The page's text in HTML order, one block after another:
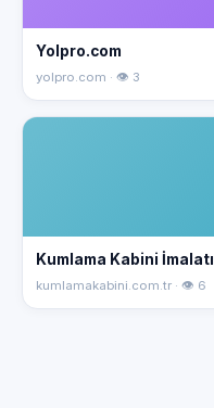
Yolpro.com
yolpro.com · 👁 3
Kumlama Kabini İmalatı
kumlamakabini.com.tr · 👁 6